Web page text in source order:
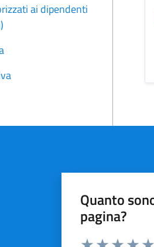
ai dipendenti
Quanto
pagina?
Valuta da 1 a 5 stelle